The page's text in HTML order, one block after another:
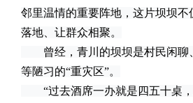
邻里温情的重要阵地，这片坝坝
落地、让群众相聚。
曾经，青川的坝坝是村民闲聊
等陋习的“重灾区”。
“过去酒席一办就是四五十桌，